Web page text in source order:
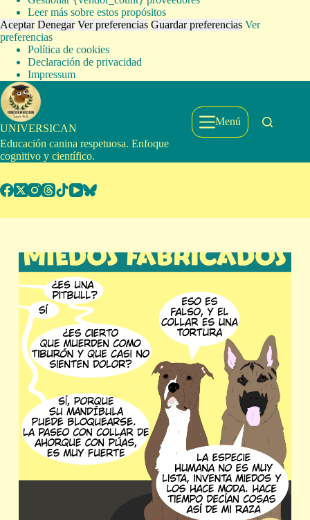
Leer más sobre estos propósitos
Aceptar Denegar Ver preferencias Guardar preferencias Ver
preferencias
Política de cookies
Declaración de privacidad
Impressum
Saltar
al
contenido
UNIVERSICAN
Educación canina respetuosa. Enfoque
cognitivo y científico.
Menú